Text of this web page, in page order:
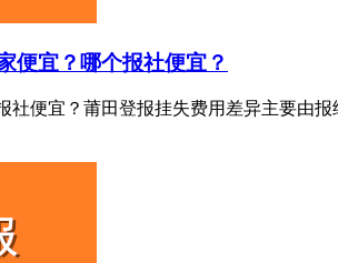
便宜？哪个报社便宜？
社便宜？莆田登报挂失费用差异主要由